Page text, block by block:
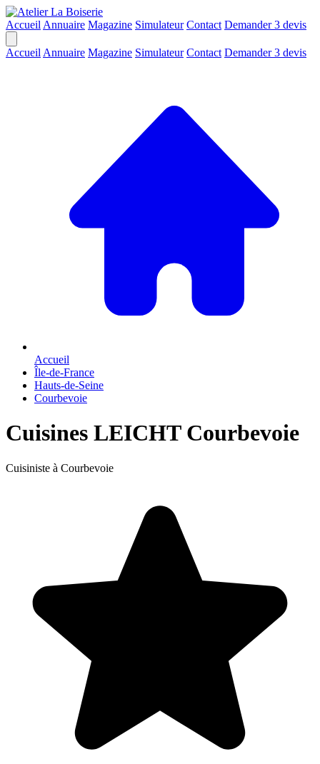
Accueil Annuaire Magazine Simulateur Contact Demander 3 devis
Accueil Annuaire Magazine Simulateur Contact Demander 3 devis
Accueil
Île-de-France
Hauts-de-Seine
Courbevoie
Cuisines LEICHT Courbevoie
Cuisiniste à Courbevoie